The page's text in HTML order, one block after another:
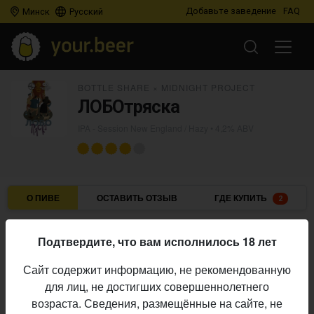
Минск Русский Добавьте заведение FAQ
ЛОБОтряска
О ПИВЕ ОСТАВИТЬ ОТЗЫВ ГДЕ КУПИТЬ 2
Пивоварни: Bottle Share×Midnight Project
Алкоголь:
4,2%
Начало
выпуска:
20.05.2026
Подтвердите, что вам исполнилось 18 лет
Сайт содержит информацию, не рекомендованную
для лиц, не достигших совершеннолетнего
возраста. Сведения, размещённые на сайте, не